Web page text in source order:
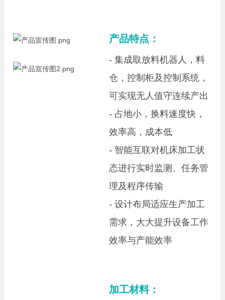
产品特点：
- 集成取放料机器人，料
仓，控制柜及控制系统，
可实现无人值守连续产出
- 占地小，换料速度快，
效率高，成本低
- 智能互联对机床加工状
态进行实时监测、任务管
理及程序传输
- 设计布局适应生产加工
需求，大大提升设备工作
效率与产能效率
加工材料：